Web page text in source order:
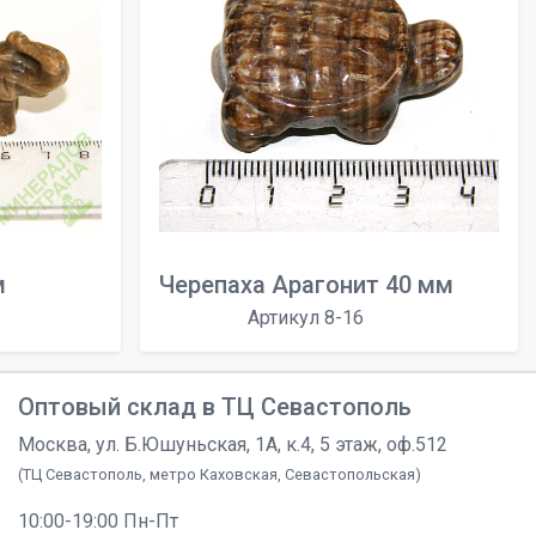
Черепаха Арагонит 40 мм
Артикул 8-16
Оптовый склад в ТЦ Севастополь
Москва, ул. Б.Юшуньская, 1А, к.4, 5 этаж, оф.512
(ТЦ Севастополь, метро Каховская, Севастопольская)
10:00-19:00 Пн-Пт